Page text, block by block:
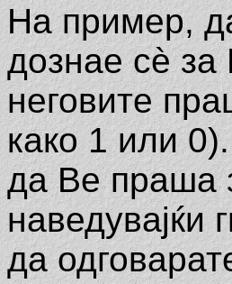
На пример,
дознае сѐ
неговите
како 1 или
да Ве праша
наведувајќи
да